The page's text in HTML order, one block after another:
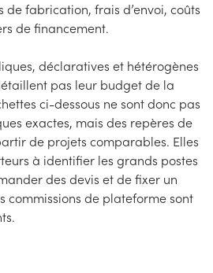
fabrication, frais d’envoi, coûts
de financement.
déclaratives et hétérogènes
pas leur budget de la
ci-dessous ne sont donc pas
exactes, mais des repères de
de projets comparables. Elles
à identifier les grands postes
des devis et de fixer un
commissions de plateforme sont